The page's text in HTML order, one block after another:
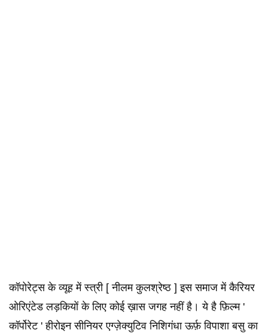
कॉपोरेट्स के व्यूह में स्त्री [ नीलम कुलश्रेष्ठ ] इस समाज में कैरियर
ओरिएंटेड लड़कियों के लिए कोई ख़ास जगह नहीं है। ये है फ़िल्म '
कॉर्पोरेट ' हीरोइन सीनियर एग्ज़ेक्युटिव निशिगंधा ऊर्फ़ विपाशा बसु का